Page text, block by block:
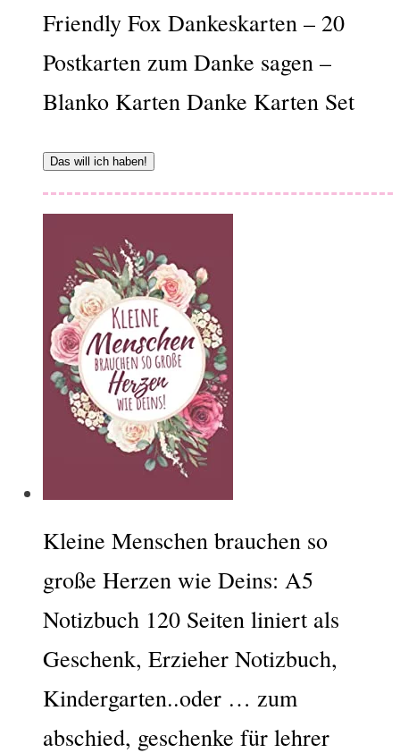
Friendly Fox Dankeskarten – 20
Postkarten zum Danke sagen –
Blanko Karten Danke Karten Set
Das will ich haben!
Kleine Menschen brauchen so
große Herzen wie Deins: A5
Notizbuch 120 Seiten liniert als
Geschenk, Erzieher Notizbuch,
Kindergarten..oder … zum
abschied, geschenke für lehrer